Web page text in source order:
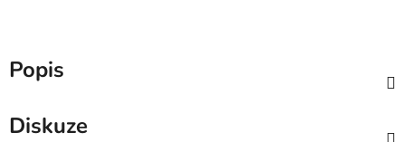
Popis
Diskuze